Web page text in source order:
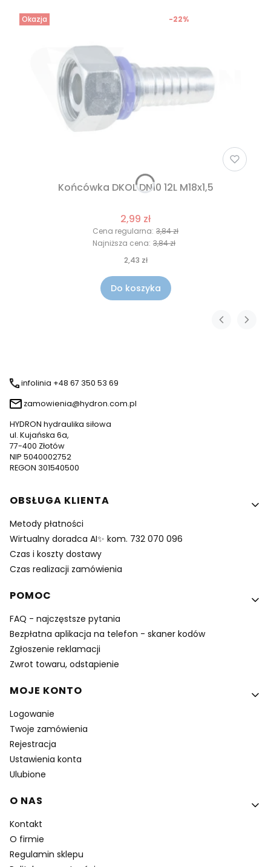
Okazja
Końcówka DKOL DN10 12L M18x1,5
2,99 zł
Cena regularna: 3,84 zł
-22%
Najniższa cena: 3,84 zł
2,43 zł
Do koszyka
infolinia +48 67 350 53 69
zamowienia@hydron.com.pl
HYDRON hydraulika siłowa
ul. Kujańska 6a,
77-400 Złotów
NIP 5040002752
REGON 301540500
Linki w stopce
OBSŁUGA KLIENTA
Metody płatności
Wirtualny doradca AI✨ kom. 732 070 096
Czas i koszty dostawy
Czas realizacji zamówienia
POMOC
FAQ - najczęstsze pytania
Bezpłatna aplikacja na telefon - skaner kodów
Zgłoszenie reklamacji
Zwrot towaru, odstapienie
MOJE KONTO
Logowanie
Twoje zamówienia
Rejestracja
Ustawienia konta
Ulubione
O NAS
Kontakt
O firmie
Regulamin sklepu